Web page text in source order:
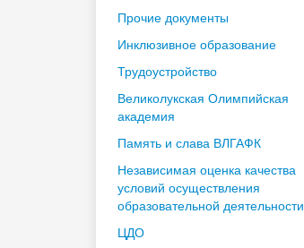
Прочие документы
Инклюзивное образование
Трудоустройство
Великолукская Олимпийская
академия
Память и слава ВЛГАФК
Независимая оценка качества
условий осуществления
образовательной деятельности
ЦДО